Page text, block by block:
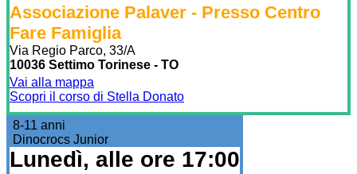
Associazione Palaver - Presso Centro
Fare Famiglia
Via Regio Parco, 33/A
10036 Settimo Torinese - TO
Vai alla mappa
Scopri il corso di Stella Donato
8-11 anni
Dinocrocs Junior
Lunedì, alle ore 17:00